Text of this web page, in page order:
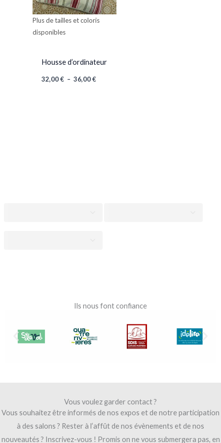
Plus de tailles et coloris
disponibles
Housse d’ordinateur
32,00€ – 36,00€
Ils nous font confiance
Vous voulez garder contact ?
Vous souhaitez être informés de nos expos et de notre participation
à des salons ? Rester à l’affût de nos évènements et de nos
nouveautés ? Inscrivez-vous ! Promis on ne vous submergera pas, en